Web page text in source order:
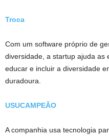
Troca
Com um software próprio de
diversidade, a startup ajuda as
educar e incluir a diversidade
duradoura.
USUCAMPEÃO
A companhia usa tecnologia